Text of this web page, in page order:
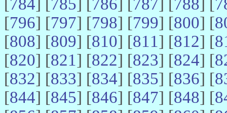
[784] [785] [786] [787] [788] [
[796] [797] [798] [799] [800] [
[808] [809] [810] [811] [812] [
[820] [821] [822] [823] [824] [
[832] [833] [834] [835] [836] [
[844] [845] [846] [847] [848] [